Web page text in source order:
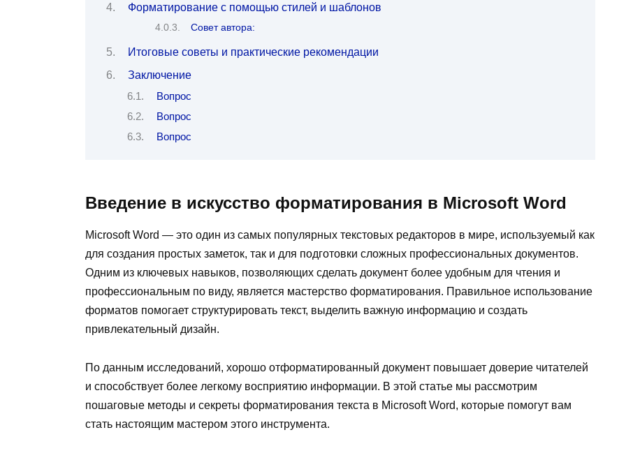
Форматирование с помощью стилей и шаблонов
Совет автора:
Итоговые советы и практические рекомендации
Заключение
Вопрос
Вопрос
Вопрос
Введение в искусство форматирования в Microsoft Word
Microsoft Word — это один из самых популярных текстовых редакторов в мире, используемый как
для создания простых заметок, так и для подготовки сложных профессиональных документов.
Одним из ключевых навыков, позволяющих сделать документ более удобным для чтения и
профессиональным по виду, является мастерство форматирования. Правильное использование
форматов помогает структурировать текст, выделить важную информацию и создать
привлекательный дизайн.
По данным исследований, хорошо отформатированный документ повышает доверие читателей
и способствует более легкому восприятию информации. В этой статье мы рассмотрим
пошаговые методы и секреты форматирования текста в Microsoft Word, которые помогут вам
стать настоящим мастером этого инструмента.